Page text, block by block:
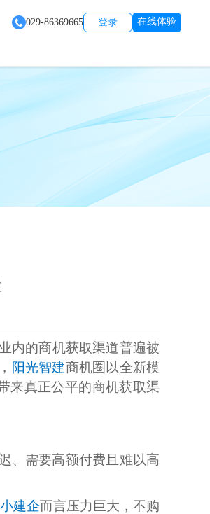
029-86369665 登录 在线体验
内的商机获取渠道普遍被
阳光智建商机圈以全新模
来真正公平的商机获取渠
、需要高额付费且难以高
建企而言压力巨大，不购